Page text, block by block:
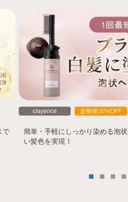
で
clayence 定期便20%OFF
簡単・手軽にしっかり染める泡
い髪色を実現！